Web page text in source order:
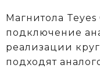
Магнитола
подключение
реализации
подходят